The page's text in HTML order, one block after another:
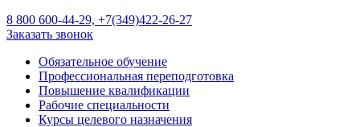
8 800 600-44-29, +7(349)422-26-27
Заказать звонок
Обязательное обучение
Профессиональная переподготовка
Повышение квалификации
Рабочие специальности
Курсы целевого назначения